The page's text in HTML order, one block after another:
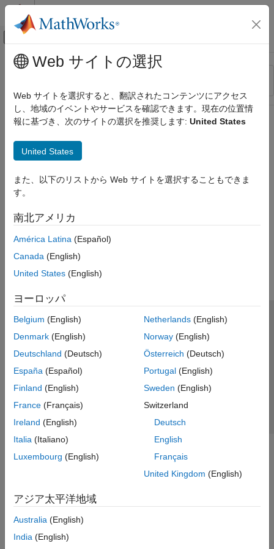
コンテンツへスキップ
オフキャンバス ナビゲーション メ
リソース
ステータス
メインコンテンツ
Web サイトの選択
Web サイトを選択すると、翻訳されたコンテンツにアクセス
し、地域のイベントやサービスを確認できます。現在の位置情
報に基づき、次のサイトの選択を推奨します: United States
United States
また、以下のリストから Web サイトを選択することもできま
す。
南北アメリカ
América Latina (Español)
Canada (English)
United States (English)
ヨーロッパ
Belgium (English)
Denmark (English)
Deutschland (Deutsch)
España (Español)
Finland (English)
France (Français)
Ireland (English)
Italia (Italiano)
Luxembourg (English)
Netherlands(English)
Norway(English)
Österreich (Deutsch)
Portugal(English)
Sweden (English)
Switzerland
Deutsch
English
Français
United Kingdom (English)
アジア太平洋地域
Australia (English)
India (English)
トラストセンター
プライバシー ポリシー
違法コピー防止
アプリケーション ステータス
© 1994-2026 The MathWorks, Inc.